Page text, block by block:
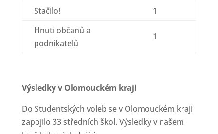
Stačilo!
1
Hnutí občanů a
podnikatelů
1
Výsledky v Olomouckém kraji
Do Studentských voleb se v Olomouckém kraji
zapojilo 33 středních škol. Výsledky v našem